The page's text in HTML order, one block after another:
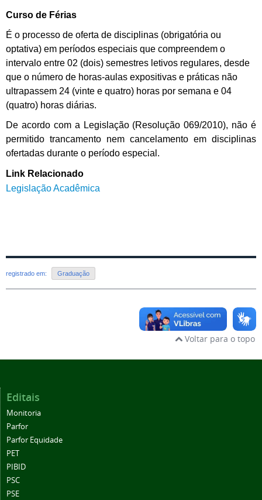
Curso de Férias
É o processo de oferta de disciplinas (obrigatória ou
optativa) em períodos especiais que compreendem o
intervalo entre 02 (dois) semestres letivos regulares, desde
que o número de horas-aulas expositivas e práticas não
ultrapassem 24 (vinte e quatro) horas por semana e 04
(quatro) horas diárias.
De acordo com a Legislação (Resolução 069/2010), não é
permitido trancamento nem cancelamento em disciplinas
ofertadas durante o período especial.
Link Relacionado
Legislação Acadêmica
registrado em: Graduação
Voltar para o topo
Editais
Monitoria
Parfor
Parfor Equidade
PET
PIBID
PSC
PSE